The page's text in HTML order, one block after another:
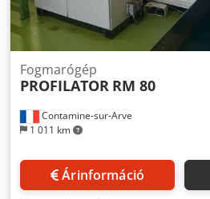
Contamine-sur-Arve
1 011 km
Fogmarógép
PROFILATOR RM 80
Árinformáció